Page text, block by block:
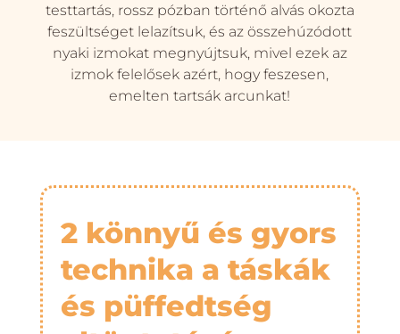
testtartás, rossz pózban történő alvás okozta
feszültséget lelazítsuk, és az összehúzódott
nyaki izmokat megnyújtsuk, mivel ezek az
izmok felelősek azért, hogy feszesen,
emelten tartsák arcunkat!
2 könnyű és gyors
technika a táskák
és püffedtség